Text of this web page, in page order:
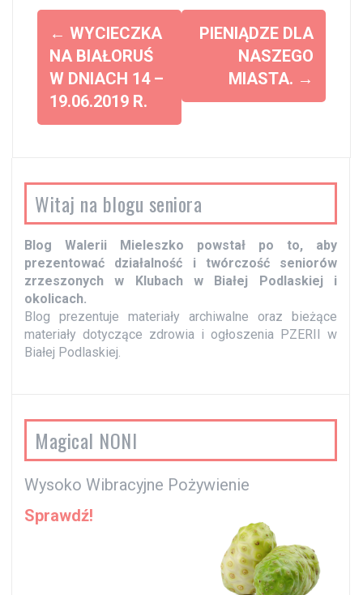
c
w
p
i
s
y
← WYCIECZKA
NA BIAŁORUŚ
W DNIACH 14 –
19.06.2019 R.
PIENIĄDZE DLA
NASZEGO
MIASTA. →
Witaj na blogu seniora
Blog Walerii Mieleszko powstał po to, aby
prezentować działalność i twórczość seniorów
zrzeszonych w Klubach w Białej Podlaskiej i
okolicach.
Blog prezentuje materiały archiwalne oraz bieżące
materiały dotyczące zdrowia i ogłoszenia PZERII w
Białej Podlaskiej.
Magical NONI
Wysoko Wibracyjne Pożywienie
Sprawdź!